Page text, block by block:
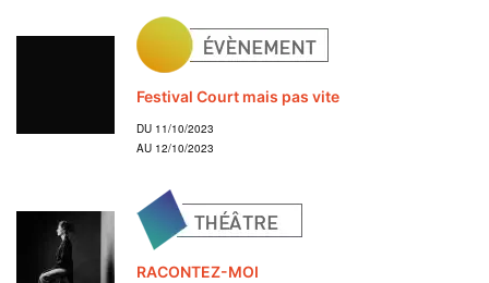
Festival Court mais pas vite
DU 11/10/2023
AU 12/10/2023
RACONTEZ-MOI